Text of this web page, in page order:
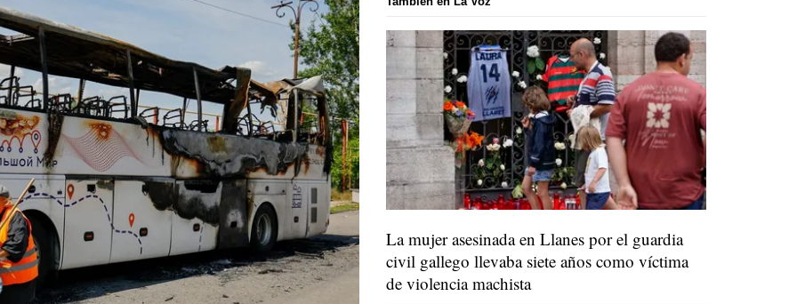
La mujer asesinada en Llanes por el guardia
civil gallego llevaba siete años como víctima
de violencia machista